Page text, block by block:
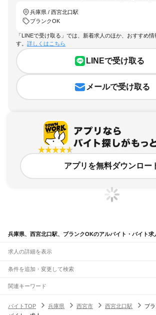
兵庫県 / 西宮北口駅
ブランクOK
「LINEで受け取る」では、新着求人のほか、おすすめ
す。 詳しくはこちら
LINEで受け取る
メールで受け取る
アプリを無料ダウンロー
兵庫県、西宮北口駅、ブランクOKのアルバイト・バイト求
求人の詳細を表示
条件を追加・変更して検索
市区町村を追加・変更
兵庫県すべて
駅を追加・変更
関連キーワード
バイトTOP
兵庫県 西宮市 西宮北口駅
ブ